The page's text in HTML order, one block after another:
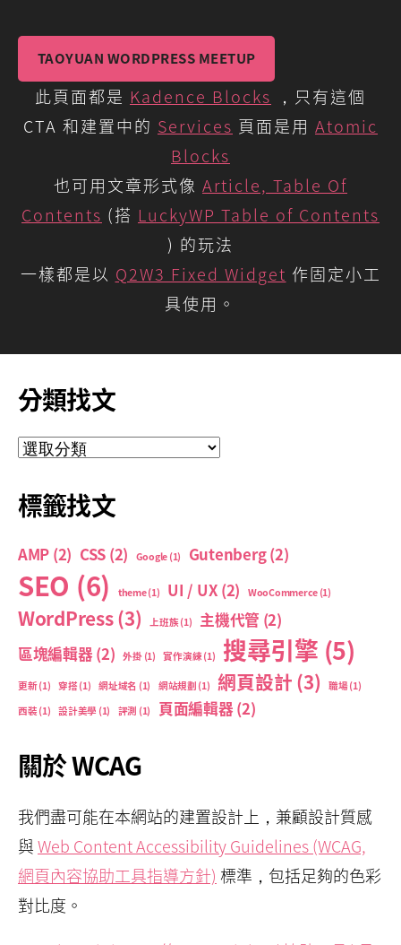
TAOYUAN WORDPRESS MEETUP
此頁面都是 Kadence Blocks ，只有這個
CTA 和建置中的 Services 頁面是用 Atomic
Blocks
也可用文章形式像 Article, Table Of
Contents (搭 LuckyWP Table of Contents
) 的玩法
一樣都是以 Q2W3 Fixed Widget 作固定小工
具使用。
分類找文
分
找
文
標籤找文
AMP (2) CSS (2) Google (1) Gutenberg(2)
SEO (6) theme(1) UI / UX (2) WooCommerce(1)
WordPress(3) 上班族(1) 主機代管 (2)
區塊編輯器 (2) 外掛(1) 實作演練 (1) 搜尋引擎 (5)
更新(1) 穿搭(1) 網址域名 (1) 網站規劃 (1) 網頁設計(3) 職場(1)
西裝(1) 設計美學 (1) 評測 (1) 頁面編輯器 (2)
關於 WCAG
我們盡可能在本網站的建置設計上，兼顧設計質感
與Web Content Accessibility Guidelines (WCAG,
網頁內容協助工具指導方針) 標準，包括足夠的色彩
對比度。